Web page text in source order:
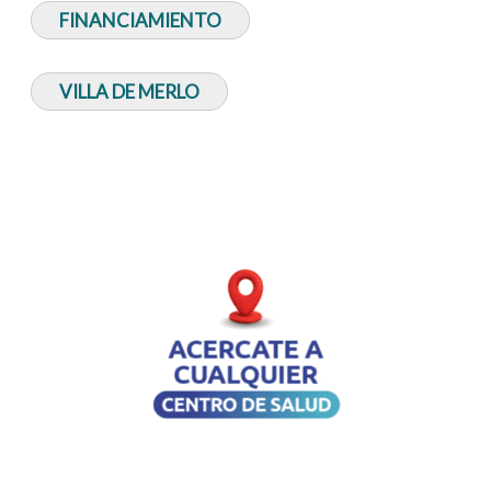
FINANCIAMIENTO
VILLA DE MERLO